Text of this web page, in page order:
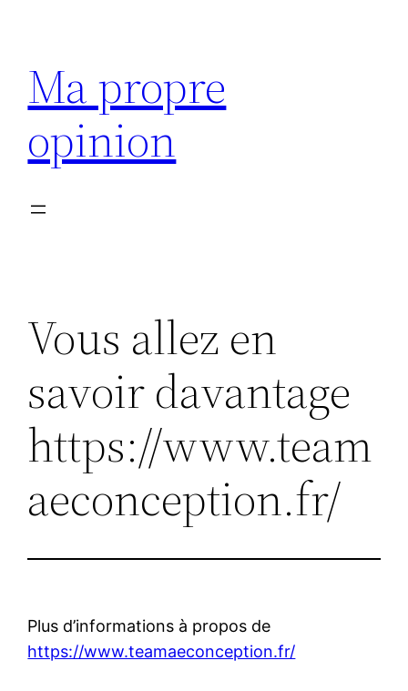
contenu
Ma propre
opinion
Vous allez en
savoir davantage
https://www.team
aeconception.fr/
Plus d’informations à propos de
https://www.teamaeconception.fr/